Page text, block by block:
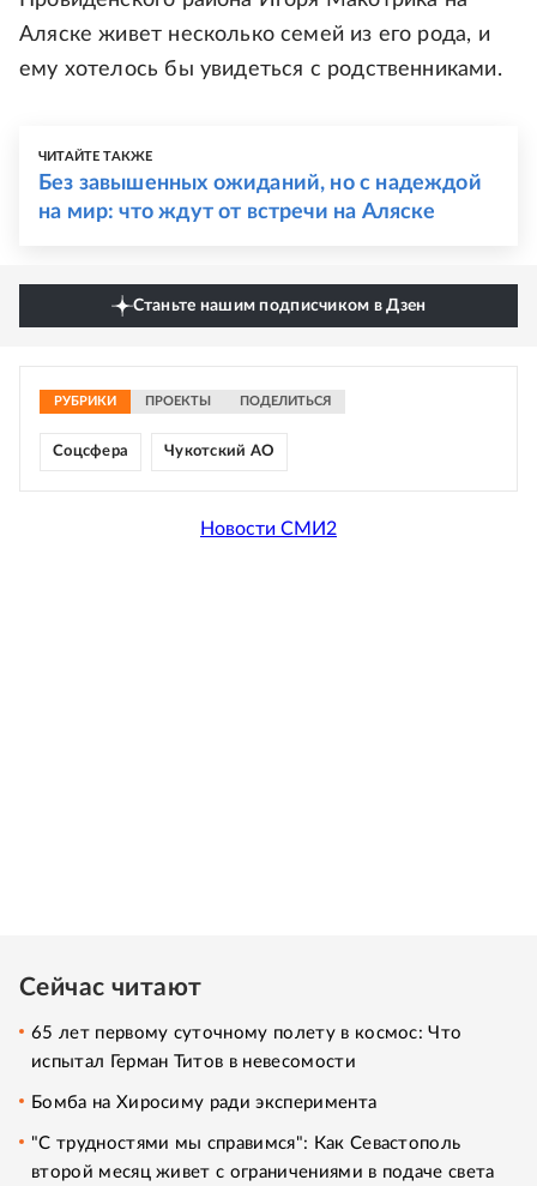
Аляске живет несколько семей из его рода, и
ему хотелось бы увидеться с родственниками.
ЧИТАЙТЕ ТАКЖЕ
Без завышенных ожиданий, но с надеждой
на мир: что ждут от встречи на Аляске
Станьте нашим подписчиком в Дзен
РУБРИКИ ПРОЕКТЫ ПОДЕЛИТЬСЯ
Соцсфера Чукотский АО
Новости СМИ2
Сейчас читают
65 лет первому суточному полету в космос: Что
испытал Герман Титов в невесомости
Бомба на Хиросиму ради эксперимента
"С трудностями мы справимся": Как Севастополь
второй месяц живет с ограничениями в подаче света